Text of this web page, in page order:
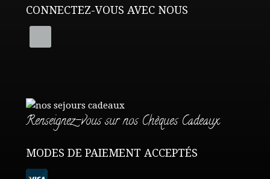
CONNECTEZ-VOUS AVEC NOUS
Renseignez-vous sur nos Chèques Cadeaux
MODES DE PAIEMENT ACCEPTÉS